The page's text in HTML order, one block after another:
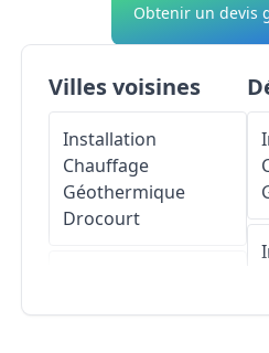
Obtenir un devis
Villes voisines
Installation
Chauffage
Géothermique
Drocourt